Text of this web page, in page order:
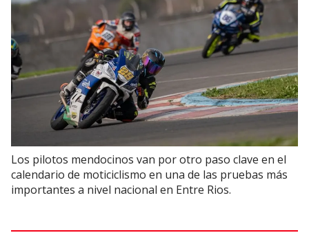
Los pilotos mendocinos van por otro paso clave en el
calendario de moticiclismo en una de las pruebas más
importantes a nivel nacional en Entre Rios.